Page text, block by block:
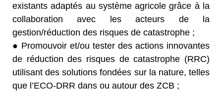
existants adaptés au système agricole grâce à la
collaboration avec les acteurs de la
gestion/réduction des risques de catastrophe ;
● Promouvoir et/ou tester des actions innovantes
de réduction des risques de catastrophe (RRC)
utilisant des solutions fondées sur la nature, telles
que l’ECO-DRR dans ou autour des ZCB ;